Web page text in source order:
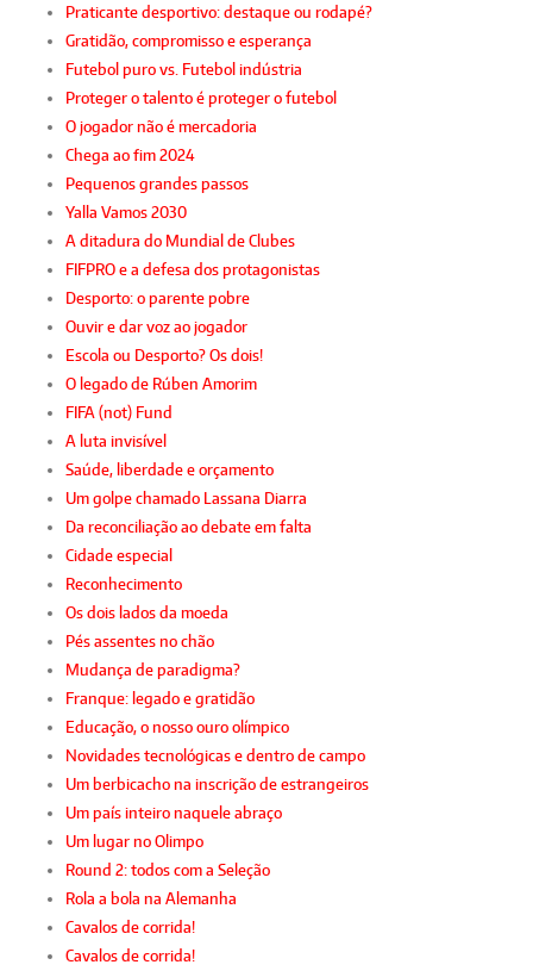
Praticante desportivo: destaque ou rodapé?
Gratidão, compromisso e esperança
Futebol puro vs. Futebol indústria
Proteger o talento é proteger o futebol
O jogador não é mercadoria
Chega ao fim 2024
Pequenos grandes passos
Yalla Vamos 2030
A ditadura do Mundial de Clubes
FIFPRO e a defesa dos protagonistas
Desporto: o parente pobre
Ouvir e dar voz ao jogador
Escola ou Desporto? Os dois!
O legado de Rúben Amorim
FIFA (not) Fund
A luta invisível
Saúde, liberdade e orçamento
Um golpe chamado Lassana Diarra
Da reconciliação ao debate em falta
Cidade especial
Reconhecimento
Os dois lados da moeda
Pés assentes no chão
Mudança de paradigma?
Franque: legado e gratidão
Educação, o nosso ouro olímpico
Novidades tecnológicas e dentro de campo
Um berbicacho na inscrição de estrangeiros
Um país inteiro naquele abraço
Um lugar no Olimpo
Round 2: todos com a Seleção
Rola a bola na Alemanha
Cavalos de corrida!
Cavalos de corrida!